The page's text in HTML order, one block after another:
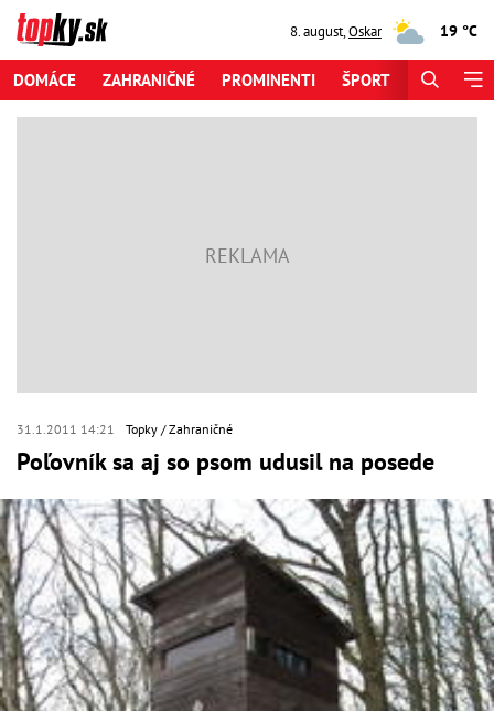
8. august,Oskar 19 °C
DOMÁCE ZAHRANIČNÉ PROMINENTI ŠPORT
31.1.2011 14:21 Topky Zahraničné
Poľovník sa aj so psom udusil na posede